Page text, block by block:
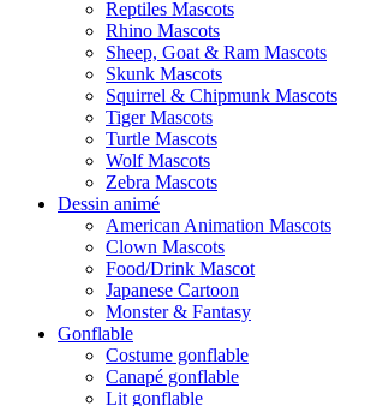
Reptiles Mascots
Rhino Mascots
Sheep, Goat & Ram Mascots
Skunk Mascots
Squirrel & Chipmunk Mascots
Tiger Mascots
Turtle Mascots
Wolf Mascots
Zebra Mascots
Dessin animé
American Animation Mascots
Clown Mascots
Food/Drink Mascot
Japanese Cartoon
Monster & Fantasy
Gonflable
Costume gonflable
Canapé gonflable
Lit gonflable